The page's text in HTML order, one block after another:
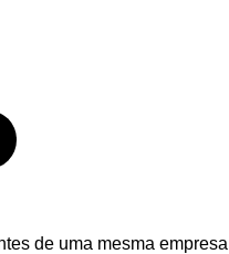
de uma mesma